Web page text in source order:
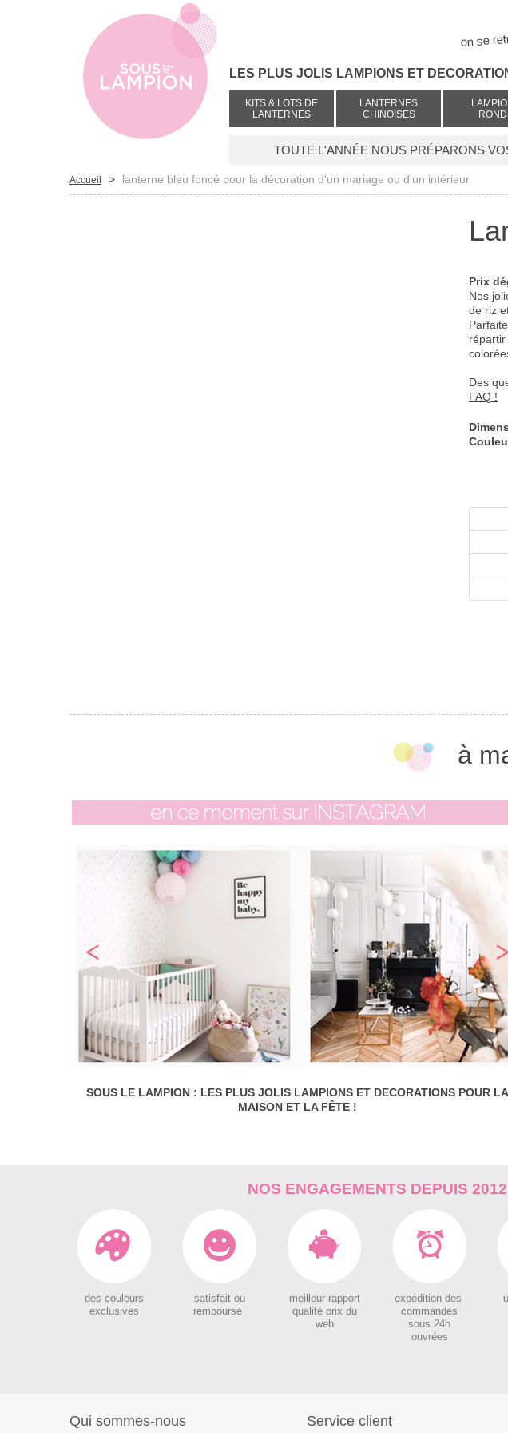
on se
LES PLUS JOLIS LAMPIONS ET
KITS & LOTS DE
LANTERNES
LANTERNES
CHINOISES
TOUTE L'ANNÉE NOUS PRÉPARONS
Accueil > lanterne bleu foncé pour la décoration d'un mariage ou d'un intérieur
Prix
Nos
de riz
Des
FAQ !
à
SOUS LE LAMPION : LES PLUS JOLIS LAMPIONS ET DECORATIONS POUR LA
MAISON ET LA FÊTE !
NOS ENGAGEMENTS DEPUIS 2012
des couleurs
exclusives
satisfait ou
remboursé
meilleur rapport
qualité prix du
web
expédition des
commandes
sous 24h
ouvrées
Qui sommes-nous Service client